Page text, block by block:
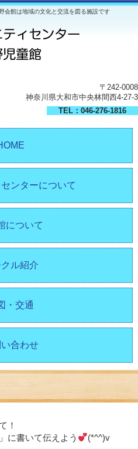
会館は地域の文化と交流を図る施設です
〒242-0008
神奈川県大和市中央林間西4-27-3
TEL：046-276-1816
ンターについて
について
ル紹介
・交通
合わせ
！
に書いて伝えよう
(*^^)v